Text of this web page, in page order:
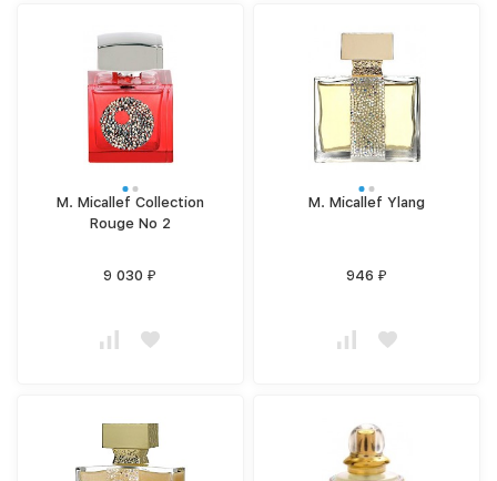
M. Micallef Collection
Rouge No 2
9 030₽
M. Micallef Ylang
946₽